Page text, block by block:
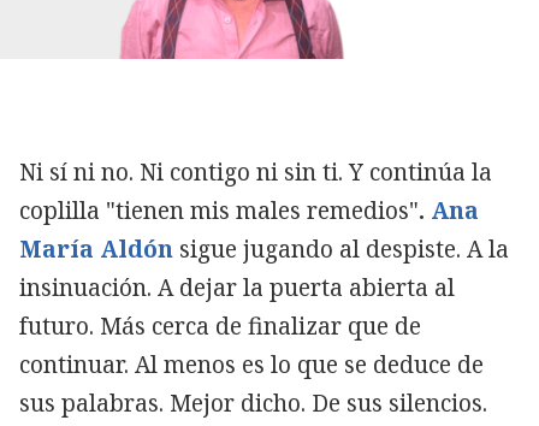
Ni sí ni no. Ni contigo ni sin ti. Y continúa la
coplilla "tienen mis males remedios". Ana
María Aldón sigue jugando al despiste. A la
insinuación. A dejar la puerta abierta al
futuro. Más cerca de finalizar que de
continuar. Al menos es lo que se deduce de
sus palabras. Mejor dicho. De sus silencios.